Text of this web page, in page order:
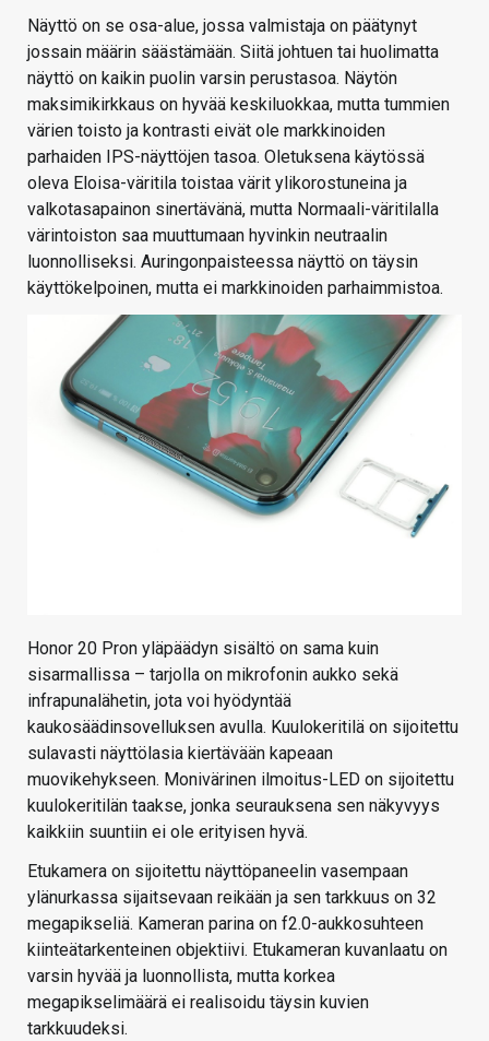
Näyttö on se osa-alue, jossa valmistaja on päätynyt
jossain määrin säästämään. Siitä johtuen tai huolimatta
näyttö on kaikin puolin varsin perustasoa. Näytön
maksimikirkkaus on hyvää keskiluokkaa, mutta tummien
värien toisto ja kontrasti eivät ole markkinoiden
parhaiden IPS-näyttöjen tasoa. Oletuksena käytössä
oleva Eloisa-väritila toistaa värit ylikorostuneina ja
valkotasapainon sinertävänä, mutta Normaali-väritilalla
värintoiston saa muuttumaan hyvinkin neutraalin
luonnolliseksi. Auringonpaisteessa näyttö on täysin
käyttökelpoinen, mutta ei markkinoiden parhaimmistoa.
Honor 20 Pron yläpäädyn sisältö on sama kuin
sisarmallissa – tarjolla on mikrofonin aukko sekä
infrapunalähetin, jota voi hyödyntää
kaukosäädinsovelluksen avulla. Kuulokeritilä on sijoitettu
sulavasti näyttölasia kiertävään kapeaan
muovikehykseen. Monivärinen ilmoitus-LED on sijoitettu
kuulokeritilän taakse, jonka seurauksena sen näkyvyys
kaikkiin suuntiin ei ole erityisen hyvä.
Etukamera on sijoitettu näyttöpaneelin vasempaan
ylänurkassa sijaitsevaan reikään ja sen tarkkuus on 32
megapikseliä. Kameran parina on f2.0-aukkosuhteen
kiinteätarkenteinen objektiivi. Etukameran kuvanlaatu on
varsin hyvää ja luonnollista, mutta korkea
megapikselimäärä ei realisoidu täysin kuvien
tarkkuudeksi.